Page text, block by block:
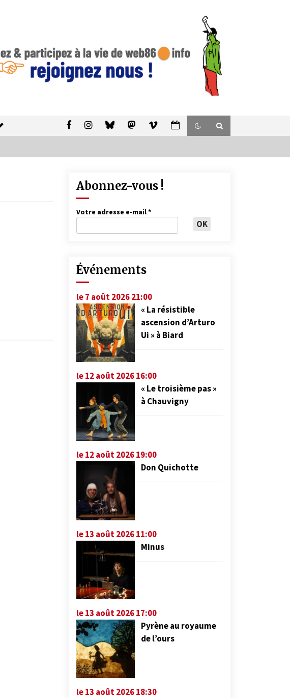
Abonnez-vous !
Votre adresse e-mail*
Événements
le 7 août 2026 21:00
« La résistible
ascension d’Arturo
Ui » à Biard
le 12 août 2026 16:00
« Le troisième pas »
à Chauvigny
le 12 août 2026 19:00
Don Quichotte
le 13 août 2026 11:00
Minus
le 13 août 2026 17:00
Pyrène au royaume
de l’ours
le 13 août 2026 18:30